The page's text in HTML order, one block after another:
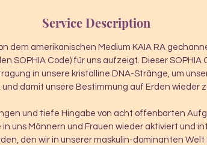
Service Description
dem amerikanischen Medium KAIA RA
SOPHIA Code) für uns aufzeigt. Dieser
in unsere kristalline DNA-Stränge, um
und damit unsere Bestimmung auf Erden wieder
und tiefe Hingabe von acht offenbarten
uns Männern und Frauen wieder aktiviert und
den wir in unserer maskulin-dominanten Welt